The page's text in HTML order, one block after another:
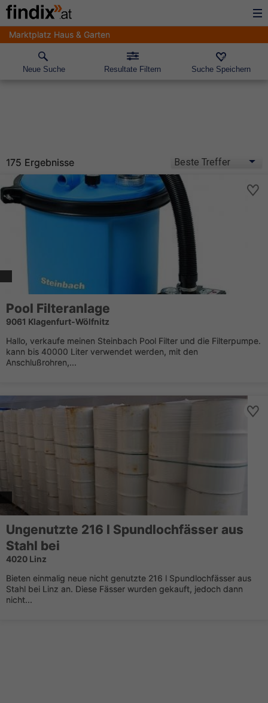
Marktplatz Haus & Garten
Neue Suche Resultate Filtern Suche Speichern
175 Ergebnisse
Pool Filteranlage
9061 Klagenfurt-Wölfnitz
Hallo, verkaufe meinen Steinbach Pool Filter und die Filterpumpe.
kann bis 40000 Liter verwendet werden, mit den
Anschlußrohren,...
Ungenutzte 216 l Spundlochfässer aus
Stahl bei
4020 Linz
Bieten einmalig neue nicht genutzte 216 l Spundlochfässer aus
Stahl bei Linz an. Diese Fässer wurden gekauft, jedoch dann
nicht...